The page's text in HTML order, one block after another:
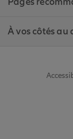
À vos côtés au